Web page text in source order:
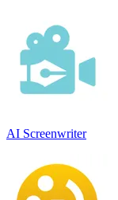
AI Screenwriter